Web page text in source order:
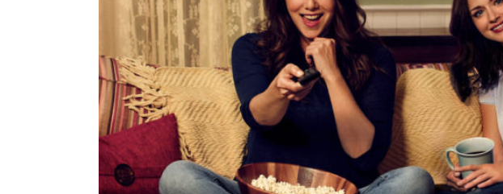
ESPLORA
Chi Siamo
Contatti
RISORSE
Privacy Policy
Policy Contenuti
CONNETTITI
© 2014–2026Trash Italiano- Tutti i diritti riservati.
C.F./P.IVA 15477041006 - Capitale sociale €10.000,00 i.v.